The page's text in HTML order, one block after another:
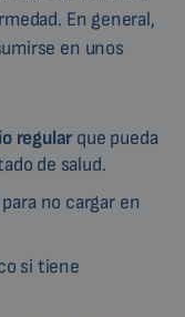
En general,
en unos
regular que pueda
de salud.
para no cargar en
si tiene